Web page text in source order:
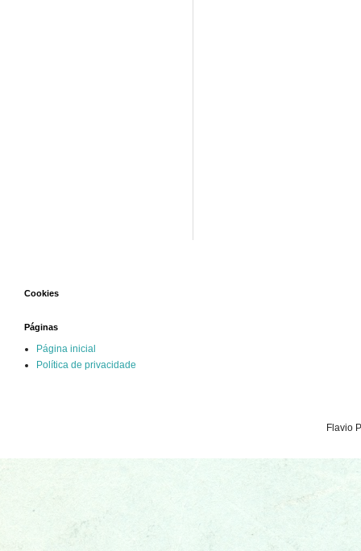
Cookies
Páginas
Página inicial
Política de privacidade
Flavio